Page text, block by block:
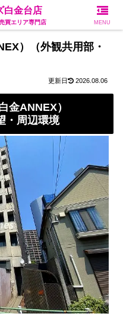
）（外観共用部・
2026.08.06
金ANNEX）
・周辺環境
白金台店
買エリア専門店 MENU